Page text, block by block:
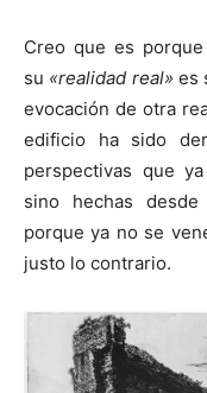
Creo que es
su «realidad real» es
evocación de otra
edificio ha sido
perspectivas que
sino hechas
porque ya no se
justo lo contrario.